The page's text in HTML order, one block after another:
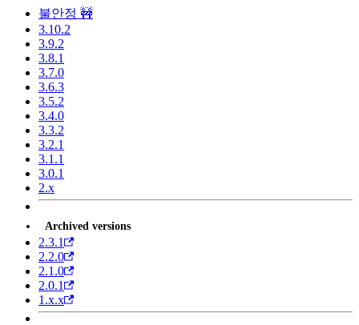
불안정 🚧
3.10.2
3.9.2
3.8.1
3.7.0
3.6.3
3.5.2
3.4.0
3.3.2
3.2.1
3.1.1
3.0.1
2.x
Archived versions
2.3.1
2.2.0
2.1.0
2.0.1
1.x.x